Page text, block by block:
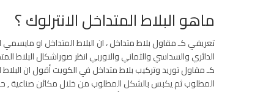
ماهو البلاط المتداخل الانترلوك ؟
تعريفي كـ مقاول بلاط متداخل ، ان البلاط المتداخل او
الدائري والسداسي والثماني والاوربي انظر صوراشكال البلاط
كـ مقاول توريد وتركيب بلاط متداخل في الكويت أقول ان
المطلوب ثم يكبس بالشكل المطلوب من خلال مكائن صناعية ,